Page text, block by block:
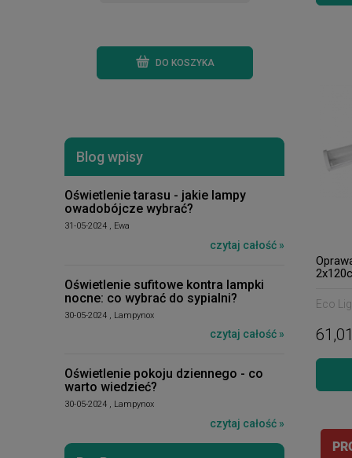
DO KOSZYKA
Blog wpisy
Oświetlenie tarasu - jakie lampy
owadobójcze wybrać?
31-05-2024 , Ewa
czytaj całość »
Oświetlenie sufitowe kontra lampki
nocne: co wybrać do sypialni?
30-05-2024 , Lampynox
czytaj całość »
Oświetlenie pokoju dziennego - co
warto wiedzieć?
30-05-2024 , Lampynox
czytaj całość »
Eco